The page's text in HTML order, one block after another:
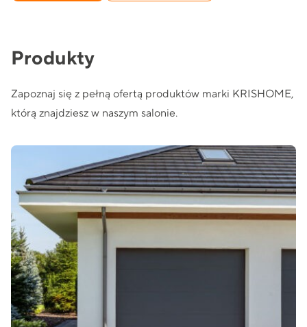
Produkty
Zapoznaj się z pełną ofertą produktów marki KRISHOME,
którą znajdziesz w naszym salonie.